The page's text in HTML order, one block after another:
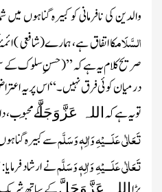
والدین کی نافرمانی کو کبیرہ گناہوں
السَّلَامکا اتفاق ہے، ہمارے(شافعی )
صریح کلام یہ ہے کہ ’’(حسنِ سلوک کے
درمیان کوئی فرق نہیں۔‘‘ اس پر یہ
تو یہ ہے کہاللہ عَزَّوَجَلَّکے مَحبوب،
تَعَالٰی عَلَـــیْہِ وَاٰلِہٖ وَسَلَّمسے کبیرہ
تَعَالٰی عَلَـــیْہِ وَاٰلِہٖ وَسَلَّمنے ارشاد فرمایا:
اللہ عَزَّوَجَلَّ